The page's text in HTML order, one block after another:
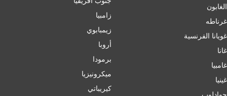
الغابون
غرناطه
غويانا الفرنسية
غانا
غامبيا
غينيا
جوادلوب
زامبيا
زيمبابوي
أروبا
برمودا
ميكرونيزيا
كيريباتي